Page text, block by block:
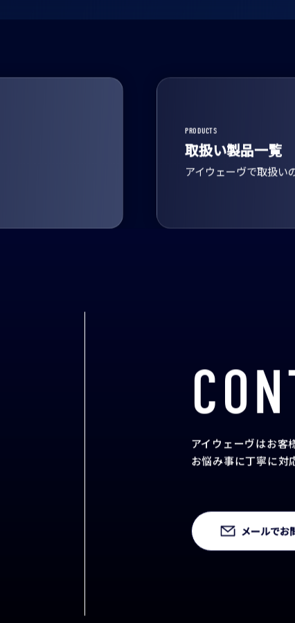
PRODUCTS
取扱い製品一覧
アイウェーヴで取扱い
アイウェーヴはお客
お悩み事に丁寧に対
メールでお